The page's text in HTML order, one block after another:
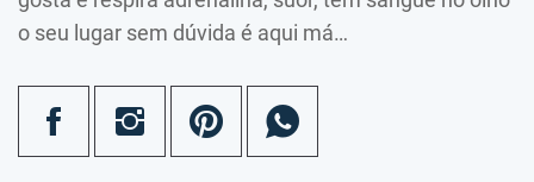
o seu lugar sem dúvida é aqui má…